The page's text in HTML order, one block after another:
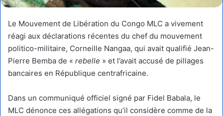
Le Mouvement de Libération du Congo MLC a vivement
réagi aux déclarations récentes du chef du mouvement
politico-militaire, Corneille Nangaa, qui avait qualifié Jean-
Pierre Bemba de « rebelle » et l’avait accusé de pillages
bancaires en République centrafricaine.
Dans un communiqué officiel signé par Fidel Babala, le
MLC dénonce ces allégations qu’il considère comme de la